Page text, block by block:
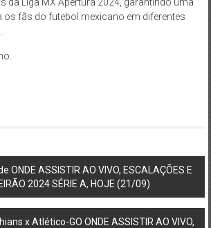
os fãs do futebol mexicano em diferentes
ONDE ASSISTIR AO VIVO, ESCALAÇÕES E
2024 SÉRIE A, HOJE (21/09)
x Atlético-GO ONDE ASSISTIR AO VIVO,